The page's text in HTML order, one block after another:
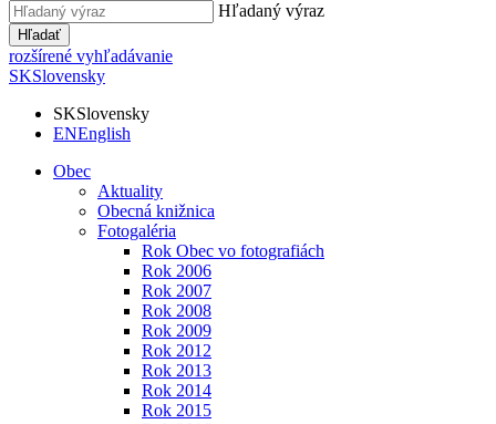
Hľadaný výraz
Hľadať
rozšírené vyhľadávanie
SKSlovensky
SKSlovensky
ENEnglish
Obec
Aktuality
Obecná knižnica
Fotogaléria
Rok Obec vo fotografiách
Rok 2006
Rok 2007
Rok 2008
Rok 2009
Rok 2012
Rok 2013
Rok 2014
Rok 2015